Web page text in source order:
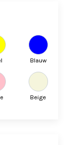
Blauw
Beige